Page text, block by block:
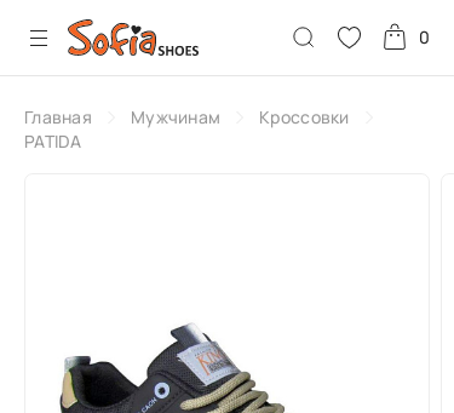
0
Главная Мужчинам
Кроссовки
PATIDA